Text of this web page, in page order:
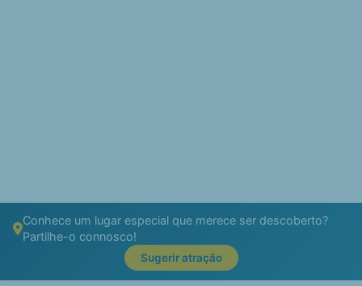
Conhece um lugar especial que merece ser descoberto?
Partilhe-o connosco!
Sugerir atração